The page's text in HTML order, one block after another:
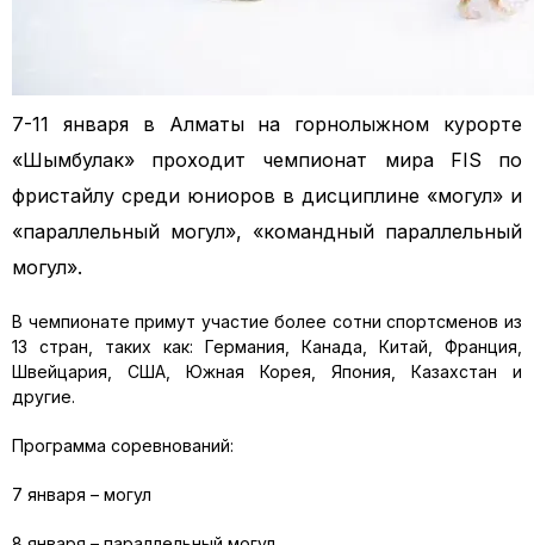
7-11 января в Алматы на горнолыжном курорте
«Шымбулак» проходит чемпионат мира FIS по
фристайлу среди юниоров в дисциплине «могул» и
«параллельный могул», «командный параллельный
могул».
В чемпионате примут участие более сотни спортсменов из
13 стран, таких как: Германия, Канада, Китай, Франция,
Швейцария, США, Южная Корея, Япония, Казахстан и
другие.
Программа соревнований:
7 января – могул